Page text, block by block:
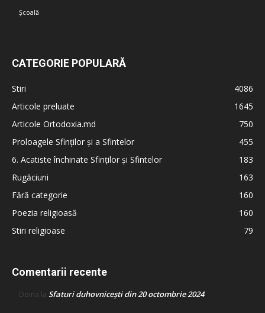
Școală
CATEGORIE POPULARĂ
Stiri
4086
Articole preluate
1645
Articole Ortodoxia.md
750
Proloagele Sfinților și a Sfintelor
455
6. Acatiste închinate Sfinților și Sfintelor
183
Rugăciuni
163
Fără categorie
160
Poezia religioasă
160
Stiri religioase
79
Comentarii recente
Doina la Sfaturi duhovnicești din 20 octombrie 2024